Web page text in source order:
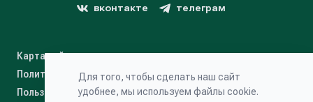
вконтакте телеграм
Карта сайта
Политика конфиденциальности
Пользовательское соглашение
Для того, чтобы сделать наш сайт
удобнее, мы используем файлы cookie.